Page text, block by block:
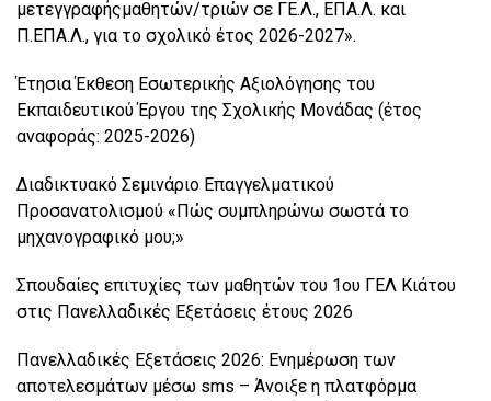
μετεγγραφήςμαθητών/τριών σε ΓΕ.Λ., ΕΠΑ.Λ. και
Π.ΕΠΑ.Λ., για το σχολικό έτος 2026-2027».
Έτησια Έκθεση Εσωτερικής Αξιολόγησης του
Εκπαιδευτικού Έργου της Σχολικής Μονάδας (έτος
αναφοράς: 2025-2026)
Διαδικτυακό Σεμινάριο Επαγγελματικού
Προσανατολισμού «Πώς συμπληρώνω σωστά το
μηχανογραφικό μου;»
Σπουδαίες επιτυχίες των μαθητών του 1ου ΓΕΛ Κιάτου
στις Πανελλαδικές Εξετάσεις έτους 2026
Πανελλαδικές Εξετάσεις 2026: Ενημέρωση των
αποτελεσμάτων μέσω sms – Άνοιξε η πλατφόρμα